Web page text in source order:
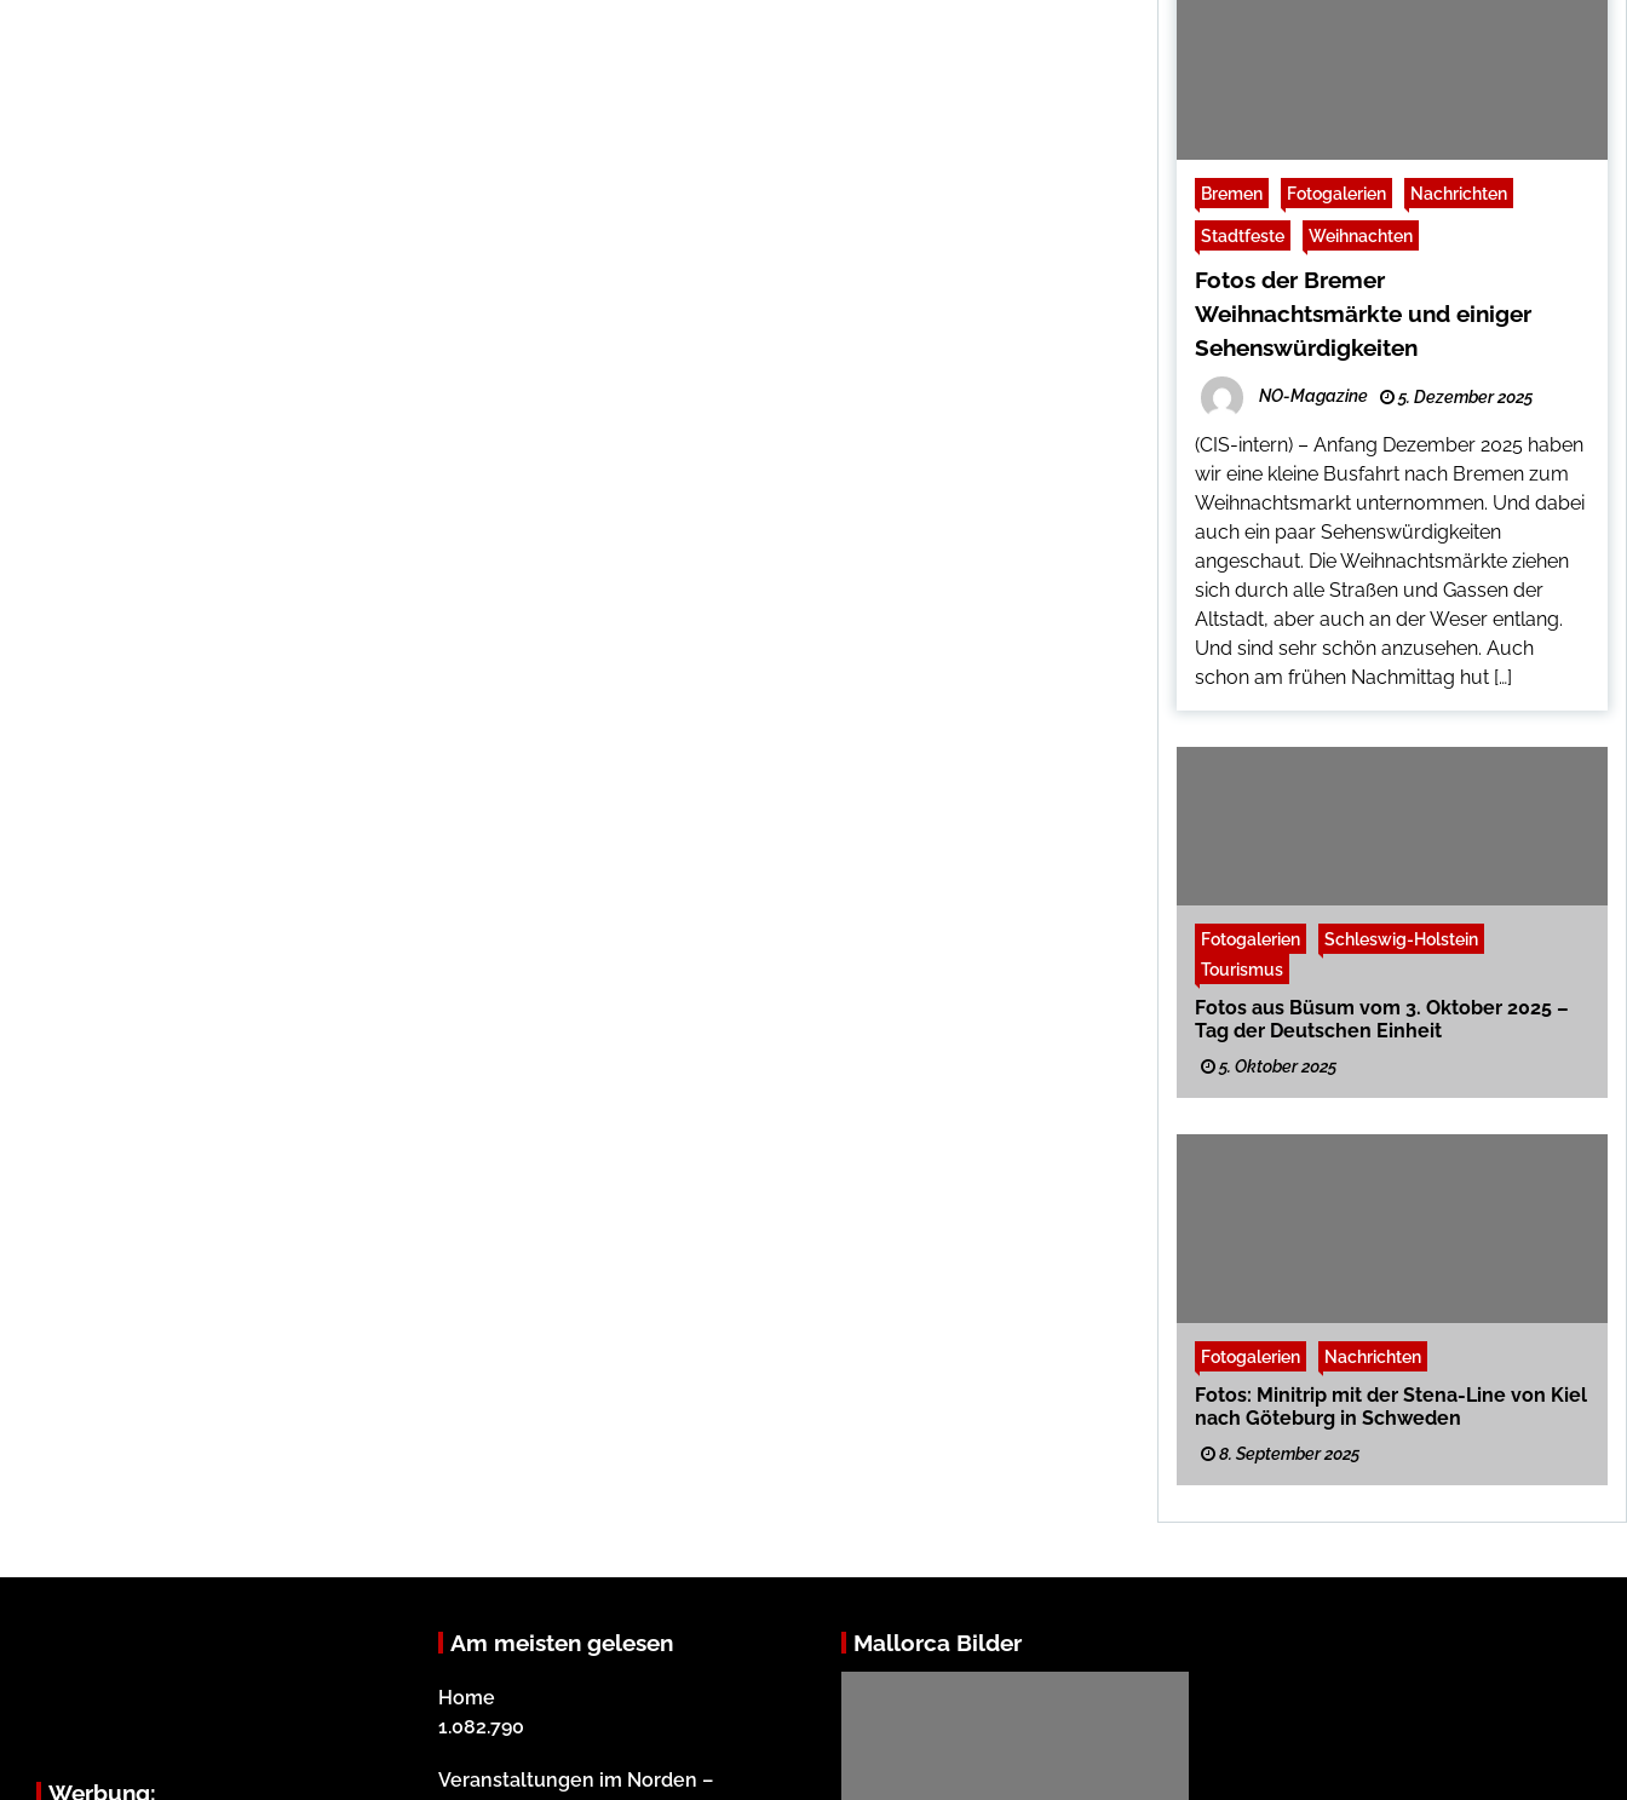
Bremen Fotogalerien Nachrichten
Stadtfeste Weihnachten
Fotos der Bremer
Weihnachtsmärkte und einiger
Sehenswürdigkeiten
NO-Magazine 5. Dezember 2025
(CIS-intern) – Anfang Dezember 2025 haben
wir eine kleine Busfahrt nach Bremen zum
Weihnachtsmarkt unternommen. Und dabei
auch ein paar Sehenswürdigkeiten
angeschaut. Die Weihnachtsmärkte ziehen
sich durch alle Straßen und Gassen der
Altstadt, aber auch an der Weser entlang.
Und sind sehr schön anzusehen. Auch
schon am frühen Nachmittag hut […]
Fotogalerien
Schleswig-Holstein
Tourismus
Fotos aus Büsum vom 3. Oktober 2025 –
Tag der Deutschen Einheit
5. Oktober 2025
Fotogalerien Nachrichten
Fotos: Minitrip mit der Stena-Line von Kiel
nach Göteburg in Schweden
8. September 2025
Werbung:
Am meisten gelesen
Home
1.082.790
Veranstaltungen im Norden –
Mallorca Bilder